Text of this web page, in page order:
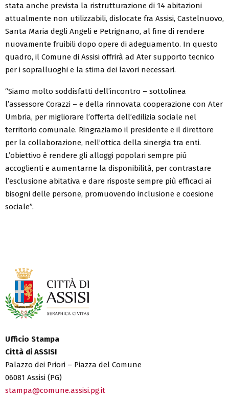
stata anche prevista la ristrutturazione di 14 abitazioni
attualmente non utilizzabili, dislocate fra Assisi, Castelnuovo,
Santa Maria degli Angeli e Petrignano, al fine di rendere
nuovamente fruibili dopo opere di adeguamento. In questo
quadro, il Comune di Assisi offrirà ad Ater supporto tecnico
per i sopralluoghi e la stima dei lavori necessari.
“Siamo molto soddisfatti dell’incontro – sottolinea
l’assessore Corazzi – e della rinnovata cooperazione con Ater
Umbria, per migliorare l’offerta dell’edilizia sociale nel
territorio comunale. Ringraziamo il presidente e il direttore
per la collaborazione, nell’ottica della sinergia tra enti.
L’obiettivo è rendere gli alloggi popolari sempre più
accoglienti e aumentarne la disponibilità, per contrastare
l’esclusione abitativa e dare risposte sempre più efficaci ai
bisogni delle persone, promuovendo inclusione e coesione
sociale”.
Ufficio Stampa
Città di ASSISI
Palazzo dei Priori – Piazza del Comune
06081 Assisi (PG)
stampa@comune.assisi.pg.it